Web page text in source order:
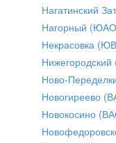
Нагатинский
Нагорный
Некрасовка
Ново-
Новогиреево
Новокосино